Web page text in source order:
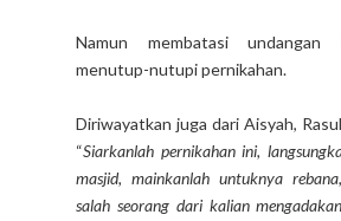
Namun membatasi undangan
menutup-nutupi pernikahan.
Diriwayatkan juga dari Aisyah,
“Siarkanlah pernikahan ini,
masjid, mainkanlah untuknya
salah seorang dari kalian